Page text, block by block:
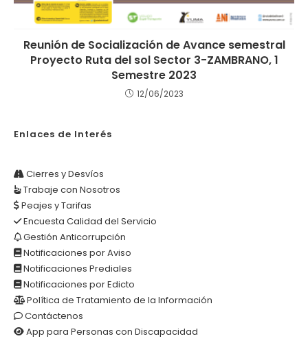
Reunión de Socialización de Avance semestral
Proyecto Ruta del sol Sector 3-ZAMBRANO, 1
Semestre 2023
12/06/2023
Enlaces de Interés
Cierres y Desvíos
Trabaje con Nosotros
Peajes y Tarifas
Encuesta Calidad del Servicio
Gestión Anticorrupción
Notificaciones por Aviso
Notificaciones Prediales
Notificaciones por Edicto
Política de Tratamiento de la Información
Contáctenos
App para Personas con Discapacidad